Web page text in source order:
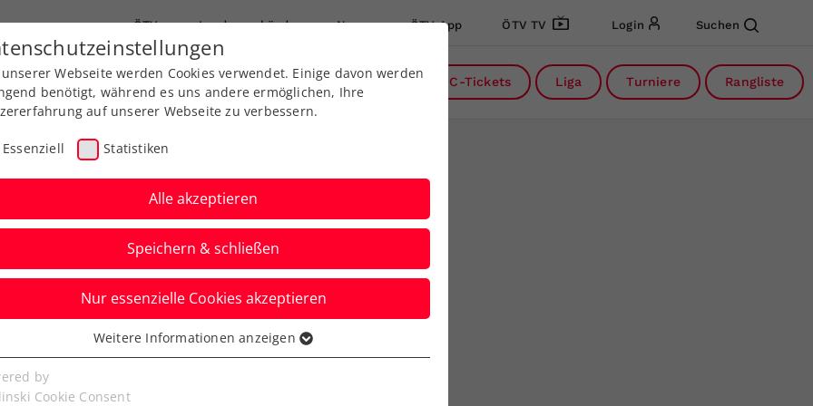
ÖTV Landesverbände News ÖTV App ÖTV TV Login Suchen
Ausbildung Services Über uns DC-Tickets Liga Turniere Rangliste
schlägt sich gegen
Webseite werden Cookies verwendet. Einige davon werden
benötigt, während es uns andere ermöglichen, Ihre
auf unserer Webseite zu verbessern.
Essenziell Statistiken
Alle akzeptieren
Speichern & schließen
Nur essenzielle Cookies akzeptieren
Cookies werden für grundlegende Funktionen der
benötigt. Dadurch ist gewährleistet, dass die Webseite
Weitere Informationen anzeigen
by
Cookie Consent